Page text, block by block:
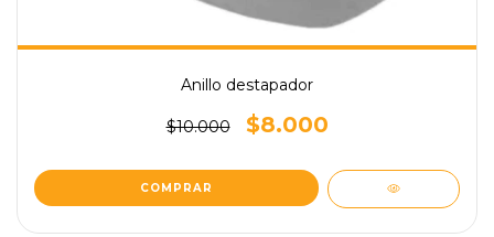
Anillo destapador
$10.000 $8.000
COMPRAR